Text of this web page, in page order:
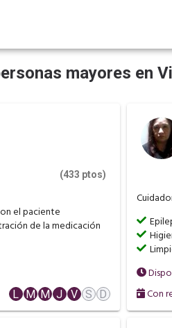
mayores en
(433 ptos)
el paciente
de la medicación
L M M J V S D
Con